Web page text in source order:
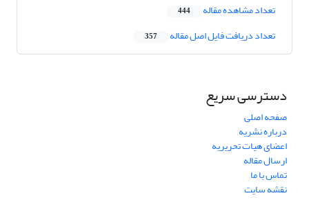
تعداد مشاهده مقاله 444
تعداد دریافت فایل اصل مقاله 357
دسترسی سریع
صفحه اصلی
درباره نشریه
اعضای هیات تحریریه
ارسال مقاله
تماس با ما
نقشه سایت